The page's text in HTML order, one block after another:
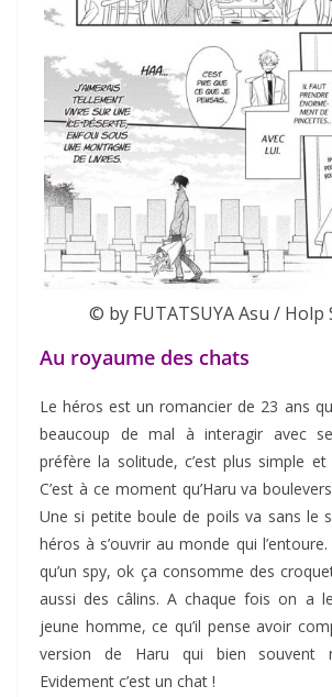
© by FUTATSUYA Asu / Holp
Au royaume des chats
Le héros est un romancier de 23 ans
beaucoup de mal à interagir avec
préfère la solitude, c’est plus simple
C’est à ce moment qu’Haru va
Une si petite boule de poils va sans le
héros à s’ouvrir au monde qui
qu’un spy, ok ça consomme des
aussi des câlins. A chaque fois on a
jeune homme, ce qu’il pense avoir
version de Haru qui bien souvent
Evidement c’est un chat !